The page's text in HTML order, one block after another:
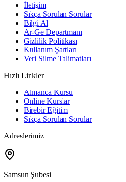
İletişim
Sıkça Sorulan Sorular
Bilgi Al
Ar-Ge Departmanı
Gizlilik Politikası
Kullanım Şartları
Veri Silme Talimatları
Hızlı Linkler
Almanca Kursu
Online Kurslar
Birebir Eğitim
Sıkça Sorulan Sorular
Adreslerimiz
Samsun Şubesi